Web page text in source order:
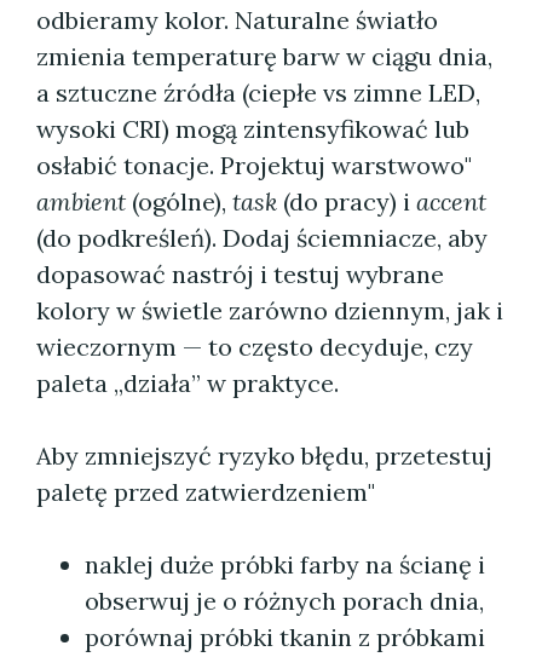
odbieramy kolor. Naturalne światło
zmienia temperaturę barw w ciągu dnia,
a sztuczne źródła (ciepłe vs zimne LED,
wysoki CRI) mogą zintensyfikować lub
osłabić tonacje. Projektuj warstwowo"
ambient (ogólne), task (do pracy) i accent
(do podkreśleń). Dodaj ściemniacze, aby
dopasować nastrój i testuj wybrane
kolory w świetle zarówno dziennym, jak i
wieczornym — to często decyduje, czy
paleta „działa” w praktyce.
Aby zmniejszyć ryzyko błędu, przetestuj
paletę przed zatwierdzeniem"
naklej duże próbki farby na ścianę i
obserwuj je o różnych porach dnia,
porównaj próbki tkanin z próbkami